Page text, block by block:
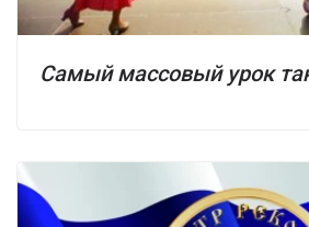
Самый массовый урок